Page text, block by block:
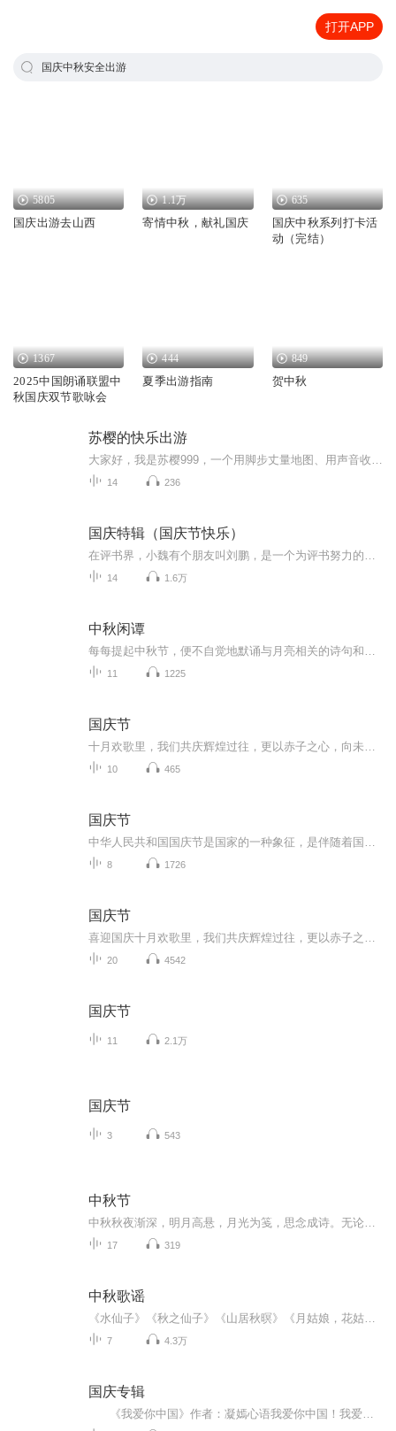
打开APP
国庆中秋安全出游
5805
国庆出游去山西
1.1万
寄情中秋，献礼国庆
635
国庆中秋系列打卡活
动（完结）
1367
2025中国朗诵联盟中
秋国庆双节歌咏会
444
夏季出游指南
849
贺中秋
苏樱的快乐出游
14 236
国庆特辑（国庆节快乐）
14 1.6万
中秋闲谭
11 1225
国庆节
10 465
国庆节
8 1726
国庆节
20 4542
国庆节
11 2.1万
国庆节
3 543
中秋节
17 319
中秋歌谣
7 4.3万
国庆专辑